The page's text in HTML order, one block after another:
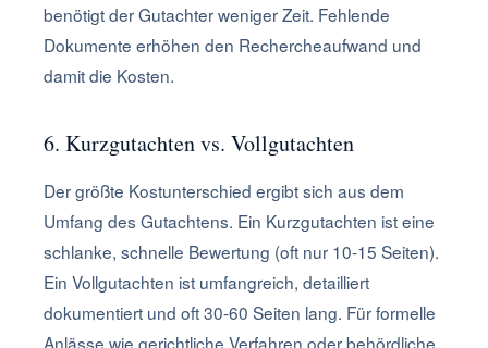
benötigt der Gutachter weniger Zeit. Fehlende
Dokumente erhöhen den Rechercheaufwand und
damit die Kosten.
6. Kurzgutachten vs. Vollgutachten
Der größte Kostunterschied ergibt sich aus dem
Umfang des Gutachtens. Ein Kurzgutachten ist eine
schlanke, schnelle Bewertung (oft nur 10-15 Seiten).
Ein Vollgutachten ist umfangreich, detailliert
dokumentiert und oft 30-60 Seiten lang. Für formelle
Anlässe wie gerichtliche Verfahren oder behördliche